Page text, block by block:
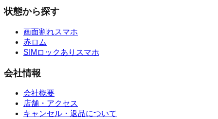
状態から探す
画面割れスマホ
赤ロム
SIMロックありスマホ
会社情報
会社概要
店舗・アクセス
キャンセル・返品について